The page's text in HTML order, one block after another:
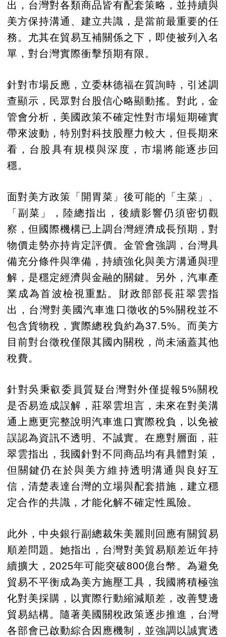
出，台灣對各類商品皆有配套策略，並持續與
美方保持溝通、建立共識，是當前最重要的任
務。尤其在貿易互補關係之下，即使被列入名
單，對台灣實際衝擊預期有限。
針對市場反應，立委林德福在質詢時，引述調
查顯示，民眾對台股信心略顯動搖。對此，金
管會分析，美國政策不確定性對市場短期確實
帶來波動，特別對科技股壓力較大，但長期來
看，台股具有規模與深度，市場將能逐步回
穩。
面對美方政策「開胃菜」後可能的「主菜」、
「副菜」，陸總指出，後續影響仍須密切觀
察，但國際機構已上調台灣經濟成長預期，對
物價走勢亦持肯定評價。金管會強調，台灣具
備充分條件與準備，持續強化與美方溝通與理
解，是穩定經濟與金融的關鍵。另外，汽車產
業成為首波檢視重點。 財政部部長莊翠雲指
出，台灣對美國汽車進口徵收的5%關稅並不
包含貨物稅，實際總稅負約為37.5%。而美方
目前對台徵稅僅限其國內關稅，尚未涵蓋其他
稅費。
針對吳秉叡委員質疑台灣對外僅提報5%關稅
是否易造成誤解，莊翠雲坦言，未來在對美溝
通上應更完整說明汽車進口實際稅負，以免被
誤認為資訊不透明、不誠實。在應對層面，莊
翠雲指出，我國針對不同商品均有具體對策，
但關鍵仍在於與美方維持透明溝通與良好互
信，清楚表達台灣的立場與配套措施，建立穩
定合作的共識，才能化解不確定性風險。
此外，中央銀行副總裁朱美麗則回應有關貿易
順差問題。她指出，台灣對美貿易順差近年持
續擴大，2025年可能突破800億台幣。為避免
貿易不平衡成為美方施壓工具，我國將積極強
化對美採購，以實際行動縮減順差，改善雙邊
貿易結構。隨著美國關稅政策逐步推進，台灣
各部會已啟動綜合因應機制，並強調以誠實透